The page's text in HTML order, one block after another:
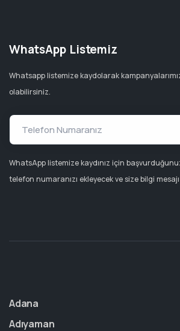
WhatsApp Listemiz
Whatsapp listemize kaydolarak
olabilirsiniz.
WhatsApp listemize kaydınız için
telefon numaranızı ekleyecek ve size bilgi
Adana
Adıyaman